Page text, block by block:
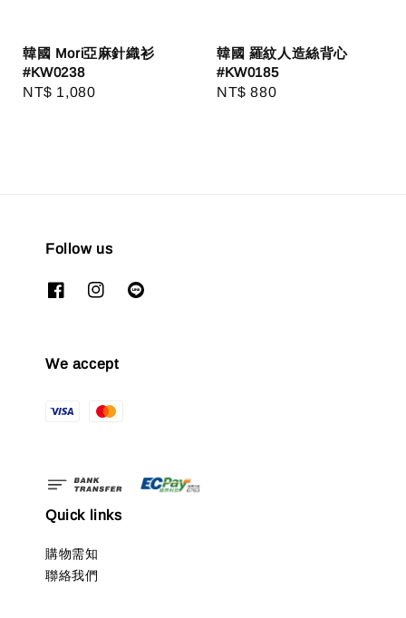
韓國 Mori亞麻針織衫
#KW0238
Regular
NT$ 1,080
韓國 羅紋人造絲背心
#KW0185
Regular
NT$ 880
Follow us
We accept
Quick links
購物需知
聯絡我們